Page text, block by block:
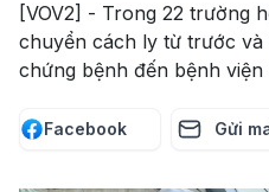
[VOV2] - Trong 22 trường
chuyển cách ly từ trước
chứng bệnh đến bệnh viện
Facebook Gửi